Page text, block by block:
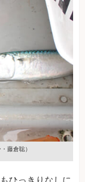
藤倉聡）